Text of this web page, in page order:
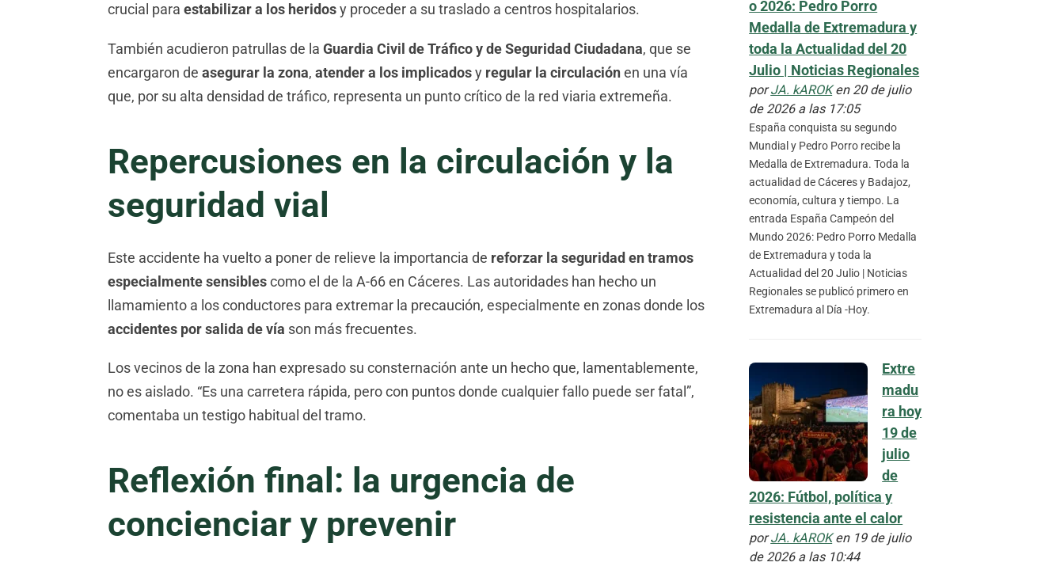
crucial para estabilizar a los heridosy proceder a su traslado a centros hospitalarios.
También acudieron patrullas de la Guardia Civil de Tráfico y de Seguridad Ciudadana, que se
encargaron de asegurar la zona, atender a los implicadosy regular la circulaciónen una vía
que, por su alta densidad de tráfico, representa un punto crítico de la red viaria extremeña.
Repercusiones en la circulación y la
seguridad vial
Este accidente ha vuelto a poner de relieve la importancia de reforzar la seguridad en tramos
especialmente sensiblescomo el de la A-66 en Cáceres. Las autoridades han hecho un
llamamiento a los conductores para extremar la precaución, especialmente en zonas donde los
accidentes por salida de vía son más frecuentes.
Los vecinos de la zona han expresado su consternación ante un hecho que, lamentablemente,
no es aislado. “Es una carretera rápida, pero con puntos donde cualquier fallo puede ser fatal”,
comentaba un testigo habitual del tramo.
Reflexión final: la urgencia de
concienciar y prevenir
o 2026: Pedro Porro
Medalla de Extremadura y
toda la Actualidad del 20
Julio | Noticias Regionales
porJA. kAROKen 20 de julio
de 2026 a las 17:05
España conquista su segundo
Mundial y Pedro Porro recibe la
Medalla de Extremadura. Toda la
actualidad de Cáceres y Badajoz,
economía, cultura y tiempo. La
entrada España Campeón del
Mundo 2026: Pedro Porro Medalla
de Extremadura y toda la
Actualidad del 20 Julio | Noticias
Regionales se publicó primero en
Extremadura al Día -Hoy.
Extre
madu
ra hoy
19 de
julio
de
2026: Fútbol, política y
resistencia ante el calor
porJA. kAROKen 19 de julio
de 2026 a las 10:44